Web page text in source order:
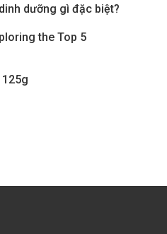
dưỡng gì đặc biệt?
the Top 5